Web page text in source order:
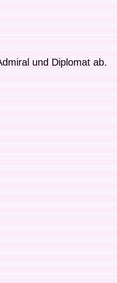
und Diplomat ab.